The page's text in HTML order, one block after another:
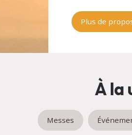
Plus de
À la
Messes